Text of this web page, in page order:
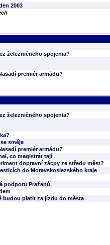
2003
železničného spojenia?
premiér armádu?
železničného spojenia?
směje
premiér armádu?
co magistrát tají
dopravní zácpy ze středu měst?
do Moravskoslezského kraje
podporu Pražanů
budou platit za jízdu do města